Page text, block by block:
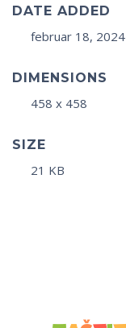
DATE ADDED
februar 18, 2024
DIMENSIONS
458 x 458
SIZE
21 KB